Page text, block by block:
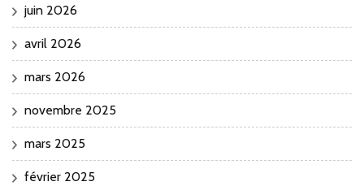
juin 2026
avril 2026
mars 2026
novembre 2025
mars 2025
février 2025